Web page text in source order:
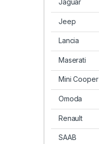
Jaguar
Jeep
Lancia
Maserati
Mini Cooper
Omoda
Renault
SAAB